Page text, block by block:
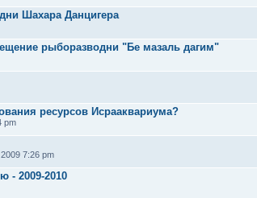
Шахара Данцигера
рыборазводни "Бе мазаль дагим"
ресурсов Исрааквариума?
pm
7:26 pm
- 2009-2010